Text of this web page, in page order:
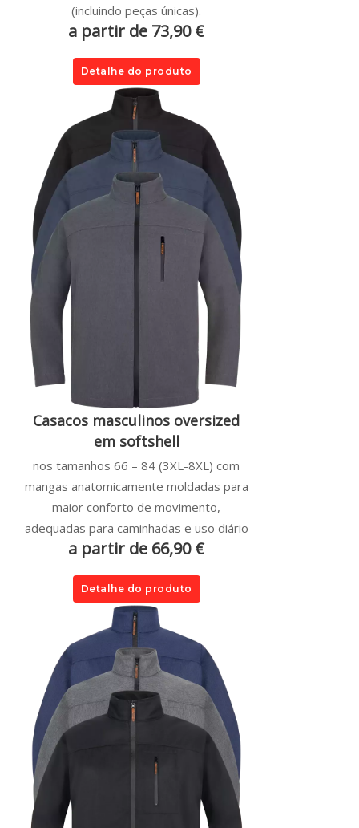
(incluindo peças únicas).
a partir de 73,90 €
Detalhe do produto
Casacos masculinos oversized
em softshell
nos tamanhos 66 – 84 (3XL-8XL) com
mangas anatomicamente moldadas para
maior conforto de movimento,
adequadas para caminhadas e uso diário
a partir de 66,90 €
Detalhe do produto